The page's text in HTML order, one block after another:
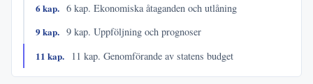
6 kap. 6 kap. Ekonomiska åtaganden och utlåning
9 kap. 9 kap. Uppföljning och prognoser
11 kap.
11 kap. Genomförande av statens budget